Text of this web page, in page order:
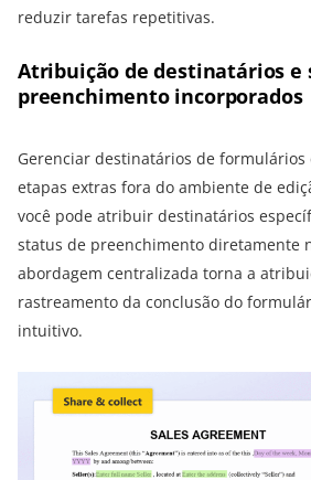
reduzir tarefas repetitivas.
Atribuição de destinatários e
preenchimento incorporados
Gerenciar destinatários de formulários
etapas extras fora do ambiente de
você pode atribuir destinatários
status de preenchimento diretamente
abordagem centralizada torna a
rastreamento da conclusão do
intuitivo.